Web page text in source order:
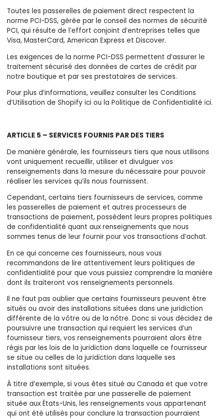
Toutes les passerelles de paiement direct respectent la
norme PCI-DSS, gérée par le conseil des normes de sécurité
PCI, qui résulte de l’effort conjoint d’entreprises telles que
Visa, MasterCard, American Express et Discover.
Les exigences de la norme PCI-DSS permettent d’assurer le
traitement sécurisé des données de cartes de crédit par
notre boutique et par ses prestataires de services.
Pour plus d’informations, veuillez consulter les Conditions
d’Utilisation de Shopify ici ou la Politique de Confidentialité ici.
ARTICLE 5 – SERVICES FOURNIS PAR DES TIERS
De manière générale, les fournisseurs tiers que nous utilisons
vont uniquement recueillir, utiliser et divulguer vos
renseignements dans la mesure du nécessaire pour pouvoir
réaliser les services qu’ils nous fournissent.
Cependant, certains tiers fournisseurs de services, comme
les passerelles de paiement et autres processeurs de
transactions de paiement, possèdent leurs propres politiques
de confidentialité quant aux renseignements que nous
sommes tenus de leur fournir pour vos transactions d’achat.
En ce qui concerne ces fournisseurs, nous vous
recommandons de lire attentivement leurs politiques de
confidentialité pour que vous puissiez comprendre la manière
dont ils traiteront vos renseignements personnels.
Il ne faut pas oublier que certains fournisseurs peuvent être
situés ou avoir des installations situées dans une juridiction
différente de la vôtre ou de la nôtre. Donc si vous décidez de
poursuivre une transaction qui requiert les services d’un
fournisseur tiers, vos renseignements pourraient alors être
régis par les lois de la juridiction dans laquelle ce fournisseur
se situe ou celles de la juridiction dans laquelle ses
installations sont situées.
À titre d’exemple, si vous êtes situé au Canada et que votre
transaction est traitée par une passerelle de paiement
située aux États-Unis, les renseignements vous appartenant
qui ont été utilisés pour conclure la transaction pourraient